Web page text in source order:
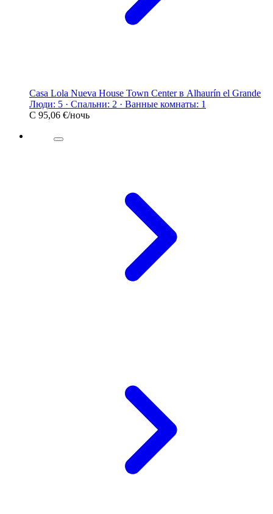
Casa Lola Nueva House Town Center в Alhaurín el Grande
Люди: 5 · Спальни: 2 · Ванные комнаты: 1
С 95,06 €/ночь